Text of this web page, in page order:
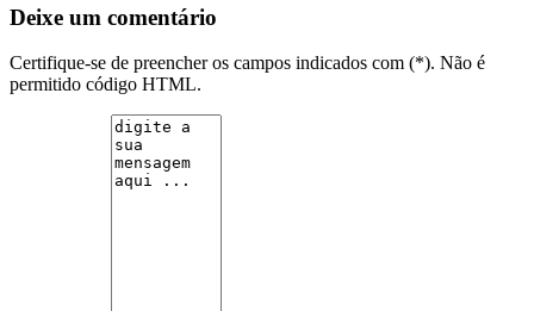
Deixe um comentário
Certifique-se de preencher os campos indicados com (*). Não é
permitido código HTML.